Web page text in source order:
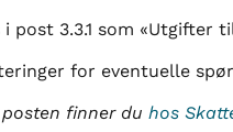
post 3.3.1 som «Utgifter
for eventuelle
finner du hos